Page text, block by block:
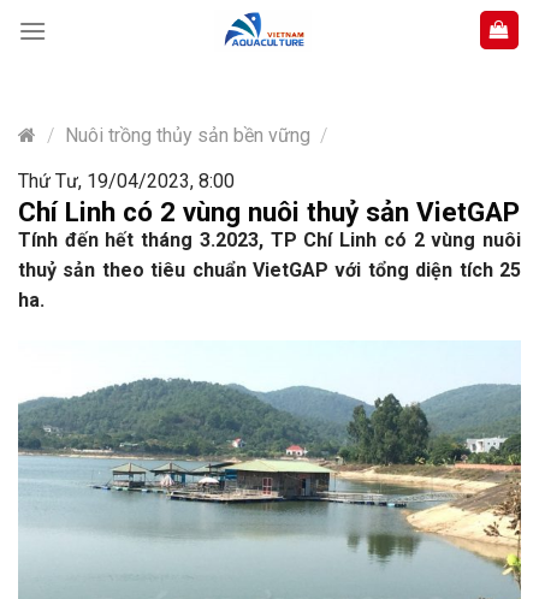
content
/ Nuôi trồng thủy sản bền vững /
Thứ Tư, 19/04/2023, 8:00
Chí Linh có 2 vùng nuôi thuỷ sản VietGAP
Tính đến hết tháng 3.2023, TP Chí Linh có 2 vùng nuôi
thuỷ sản theo tiêu chuẩn VietGAP với tổng diện tích 25
ha.